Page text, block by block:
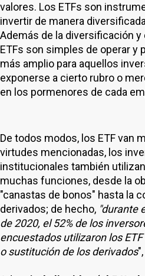
valores. Los ETFs son
invertir de manera
Además de la diversificación y
ETFs son simples de operar y
más amplio para aquellos
exponerse a cierto rubro o
en los pormenores de cada
De todos modos, los ETF van
virtudes mencionadas, los
institucionales también utilizan
muchas funciones, desde la
"canastas de bonos" hasta la
derivados; de hecho, "durante
de 2020, el 52% de los
encuestados utilizaron los
o sustitución de los derivados